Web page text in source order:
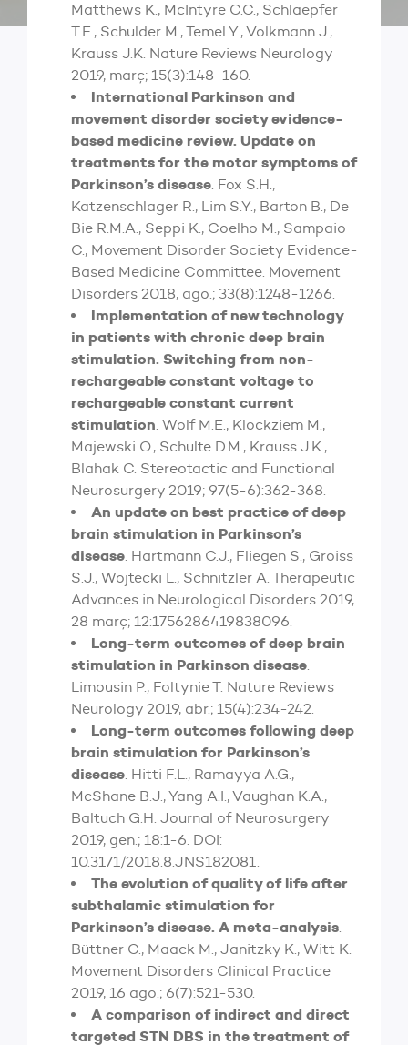
Matthews K., McIntyre C.C., Schlaepfer
T.E., Schulder M., Temel Y., Volkmann J.,
Krauss J.K. Nature Reviews Neurology
2019, març; 15(3):148-160.
International Parkinson and
movement disorder society evidence-
based medicine review. Update on
treatments for the motor symptoms of
Parkinson’s disease. Fox S.H.,
Katzenschlager R., Lim S.Y., Barton B., De
Bie R.M.A., Seppi K., Coelho M., Sampaio
C., Movement Disorder Society Evidence-
Based Medicine Committee. Movement
Disorders 2018, ago.; 33(8):1248-1266.
Implementation of new technology
in patients with chronic deep brain
stimulation. Switching from non-
rechargeable constant voltage to
rechargeable constant current
stimulation. Wolf M.E., Klockziem M.,
Majewski O., Schulte D.M., Krauss J.K.,
Blahak C. Stereotactic and Functional
Neurosurgery 2019; 97(5-6):362-368.
An update on best practice of deep
brain stimulation in Parkinson’s
disease. Hartmann C.J., Fliegen S., Groiss
S.J., Wojtecki L., Schnitzler A. Therapeutic
Advances in Neurological Disorders 2019,
28 març; 12:1756286419838096.
Long-term outcomes of deep brain
stimulation in Parkinson disease.
Limousin P., Foltynie T. Nature Reviews
Neurology 2019, abr.; 15(4):234-242.
Long-term outcomes following deep
brain stimulation for Parkinson’s
disease. Hitti F.L., Ramayya A.G.,
McShane B.J., Yang A.I., Vaughan K.A.,
Baltuch G.H. Journal of Neurosurgery
2019, gen.; 18:1-6. DOI:
10.3171/2018.8.JNS182081.
The evolution of quality of life after
subthalamic stimulation for
Parkinson’s disease. A meta-analysis.
Büttner C., Maack M., Janitzky K., Witt K.
Movement Disorders Clinical Practice
2019, 16 ago.; 6(7):521-530.
A comparison of indirect and direct
targeted STN DBS in the treatment of